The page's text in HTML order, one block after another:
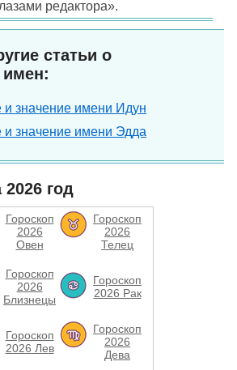
редактора».
статьи о
имен:
и значение имени Идун
и значение имени Эдда
год
Гороскоп
2026
Овен
Гороскоп
2026
Телец
Гороскоп
2026
Близнецы
Гороскоп
2026 Рак
Гороскоп
2026 Лев
Гороскоп
2026
Дева